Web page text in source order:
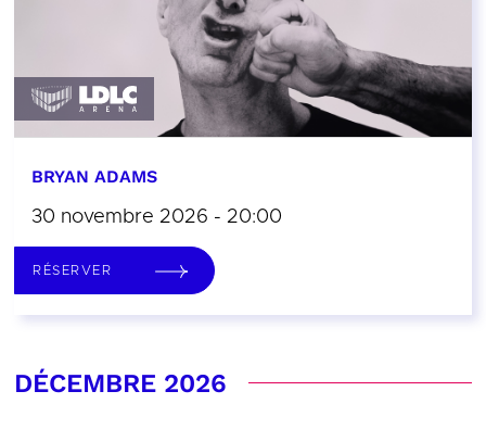
BRYAN ADAMS
30 novembre 2026 - 20:00
RÉSERVER
DÉCEMBRE 2026